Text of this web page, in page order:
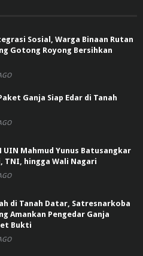
Sosial, Warga Binaan Rutan
Gotong Royong Bersihkan
Ganja Siap Edar di Tanah
UIN Mahmud Yunus Batusangkar
TNI, hingga Wali Nagari
di Tanah Datar, Satresnarkoba
Amankan Pengedar Ganja
Bukti